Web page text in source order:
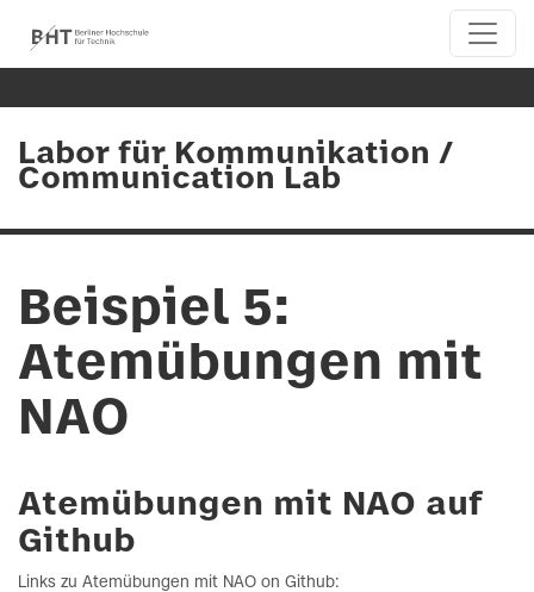
Labor für Kommunikation /
Communication Lab
Beispiel 5:
Atemübungen mit
NAO
Atemübungen mit NAO auf
Github
Links zu Atemübungen mit NAO on Github: